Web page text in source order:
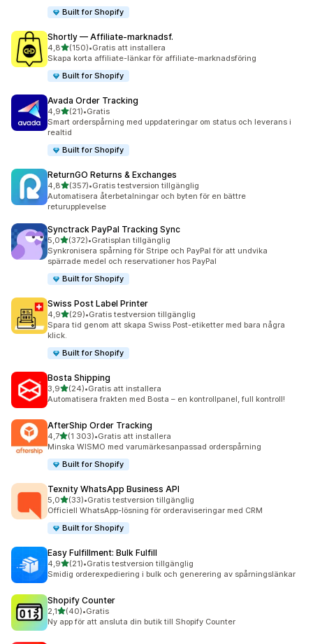
Built for Shopify
Shortly — Affiliate‑marknadsf.
4,8av 5 stjärnor
(150)
150 recensioner totalt
•Gratis att installera
Skapa korta affiliate-länkar för affiliate-marknadsföring
Built for Shopify
Avada Order Tracking
4,9av 5 stjärnor
(21)
21 recensioner totalt
•Gratis
Smart orderspårning med uppdateringar om status och leverans i
realtid
Built for Shopify
ReturnGO Returns & Exchanges
4,8av 5 stjärnor
(357)
357 recensioner totalt
•Gratis testversion tillgänglig
Automatisera återbetalningar och byten för en bättre
returupplevelse
Synctrack PayPal Tracking Sync
5,0av 5 stjärnor
(372)
372 recensioner totalt
•Gratisplan tillgänglig
Synkronisera spårning för Stripe och PayPal för att undvika
spärrade medel och reservationer hos PayPal
Built for Shopify
Swiss Post Label Printer
4,9av 5 stjärnor
(29)
29 recensioner totalt
•Gratis testversion tillgänglig
Spara tid genom att skapa Swiss Post-etiketter med bara några
klick.
Built for Shopify
Bosta Shipping
3,9av 5 stjärnor
(24)
24 recensioner totalt
•Gratis att installera
Automatisera frakten med Bosta – en kontrollpanel, full kontroll!
AfterShip Order Tracking
4,7av 5 stjärnor
(1 303)
1303 recensioner totalt
•Gratis att installera
Minska WISMO med varumärkesanpassad orderspårning
Built for Shopify
Texnity WhatsApp Business API
5,0av 5 stjärnor
(33)
33 recensioner totalt
•Gratis testversion tillgänglig
Officiell WhatsApp-lösning för orderaviseringar med CRM
Built for Shopify
Easy Fulfillment: Bulk Fulfill
4,9av 5 stjärnor
(21)
21 recensioner totalt
•Gratis testversion tillgänglig
Smidig orderexpediering i bulk och generering av spårningslänkar
Shopify Counter
2,1av 5 stjärnor
(40)
40 recensioner totalt
•Gratis
Ny app för att ansluta din butik till Shopify Counter